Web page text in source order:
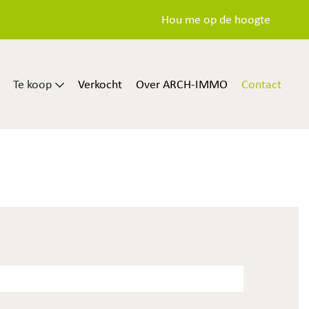
Hou me op de hoogte
Te koop Verkocht Over ARCH-IMMO Contact